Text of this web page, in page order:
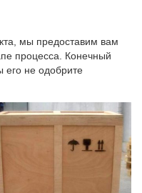
мы предоставим вам
процесса. Конечный
его не одобрите